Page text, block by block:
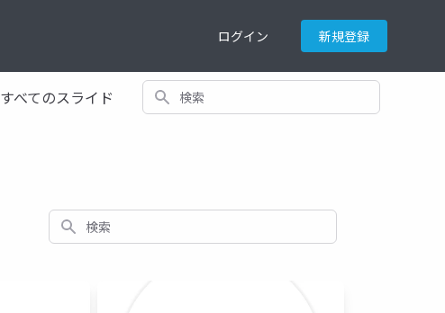
ログイン 新規登録
すべてのスライド 検索
検索